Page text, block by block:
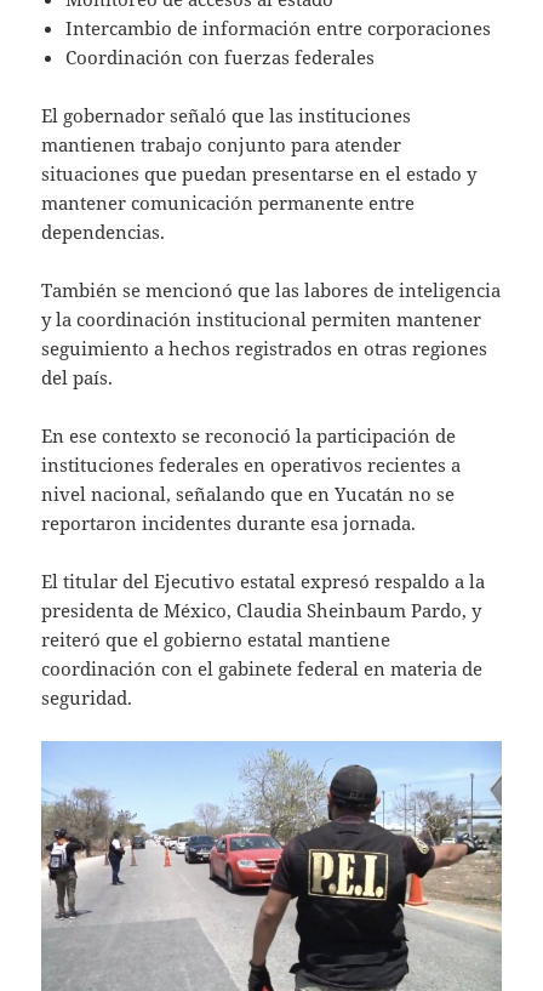
Intercambio de información entre corporaciones
Coordinación con fuerzas federales
El gobernador señaló que las instituciones
mantienen trabajo conjunto para atender
situaciones que puedan presentarse en el estado y
mantener comunicación permanente entre
dependencias.
También se mencionó que las labores de inteligencia
y la coordinación institucional permiten mantener
seguimiento a hechos registrados en otras regiones
del país.
En ese contexto se reconoció la participación de
instituciones federales en operativos recientes a
nivel nacional, señalando que en Yucatán no se
reportaron incidentes durante esa jornada.
El titular del Ejecutivo estatal expresó respaldo a la
presidenta de México, Claudia Sheinbaum Pardo, y
reiteró que el gobierno estatal mantiene
coordinación con el gabinete federal en materia de
seguridad.